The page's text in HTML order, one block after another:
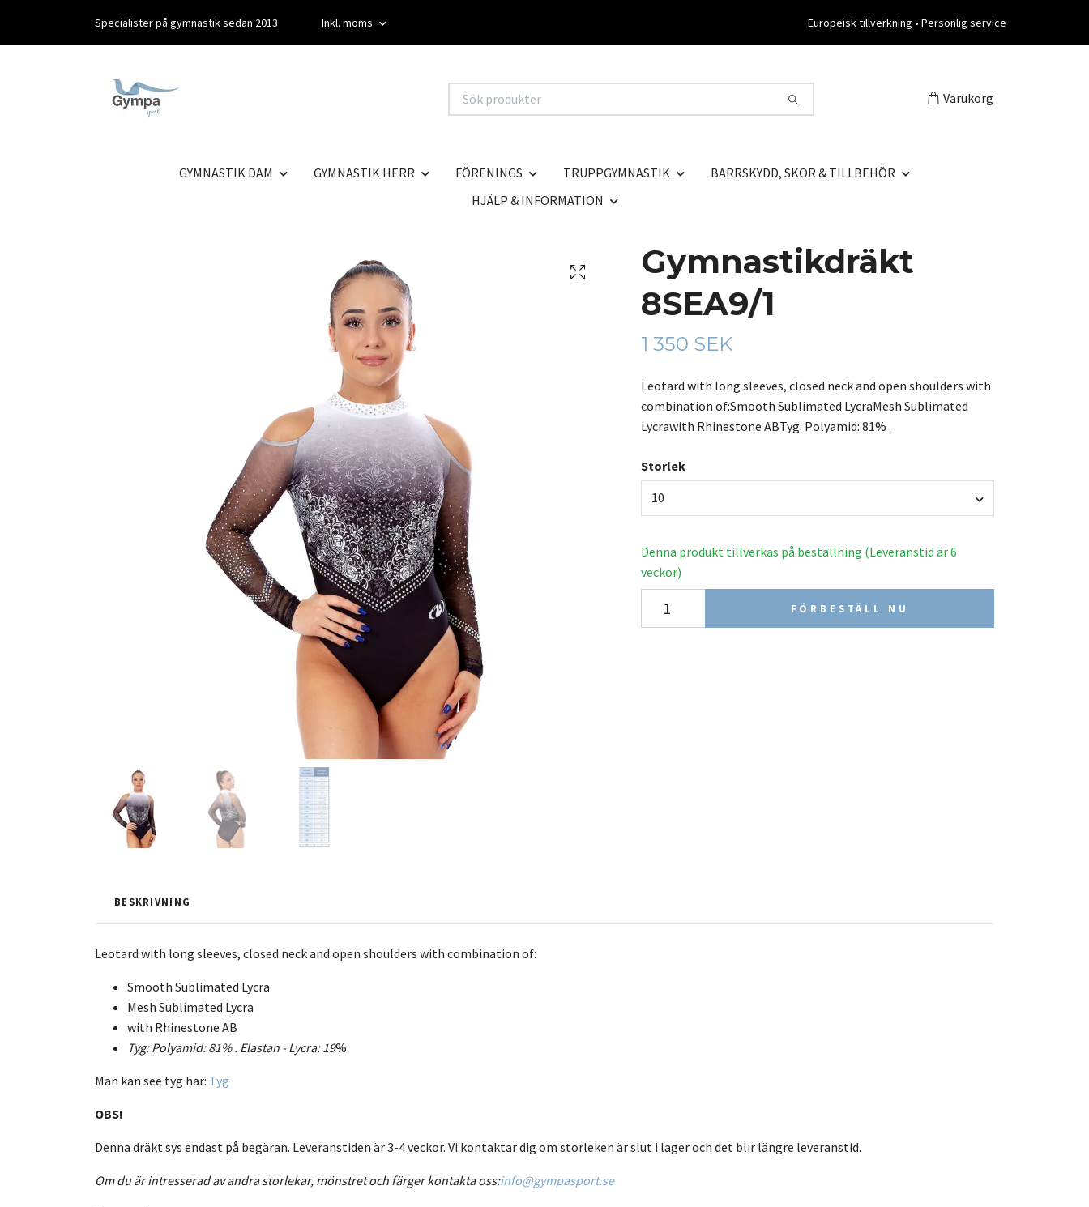
Specialister på gymnastik sedan 2013 Inkl. moms Europeisk tillverkning • Personlig service
Varukorg
GYMNASTIK DAM GYMNASTIK HERR FÖRENINGS TRUPPGYMNASTIK
BARRSKYDD, SKOR & TILLBEHÖR
HJÄLP & INFORMATION
Gymnastikdräkt
8SEA9/1
1 350 SEK
Leotard with long sleeves, closed neck and open shoulders with
combination of:Smooth Sublimated LycraMesh Sublimated
Lycrawith Rhinestone ABTyg: Polyamid: 81% .
Storlek
10
Denna produkt tillverkas på beställning (Leveranstid är 6
veckor)
FÖRBESTÄLL NU
BESKRIVNING
Leotard with long sleeves, closed neck and open shoulders with combination of:
Smooth Sublimated Lycra
Mesh Sublimated Lycra
with Rhinestone AB
Tyg: Polyamid: 81% . Elastan - Lycra:19%
Man kan see tyg här: Tyg
OBS!
Denna dräkt sys endast på begäran. Leveranstiden är 3-4 veckor. Vi kontaktar dig om storleken är slut i lager och det blir längre leveranstid.
Om du är intresserad av andra storlekar, mönstret och färger kontakta oss:info@gympasport.se